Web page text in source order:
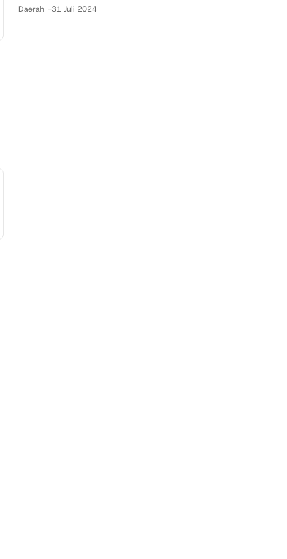
Daerah 31 Juli 2024